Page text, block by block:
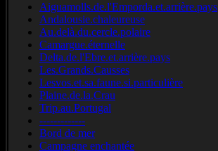
Aiguamolls.de.l'Emporda.et.arrière.pays
Andalousie.chaleureuse
Au.delà.du.cercle.polaire
Camargue.éternelle
Delta.de.l'Ebre.et.arrière.pays
Les.Grands.Causses
Lesvos.et.sa.faune.si.particulière
Plaine.de.la.Crau
Trip.au.Portugal
-------------
Bord de mer
Campagne enchantée